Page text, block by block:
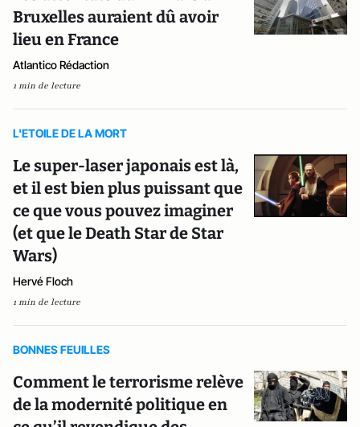
Bruxelles auraient dû avoir
lieu en France
Atlantico Rédaction
1 min de lecture
L'ETOILE DE LA MORT
Le super-laser japonais est là,
et il est bien plus puissant que
ce que vous pouvez imaginer
(et que le Death Star de Star
Wars)
Hervé Floch
1 min de lecture
BONNES FEUILLES
Comment le terrorisme relève
de la modernité politique en